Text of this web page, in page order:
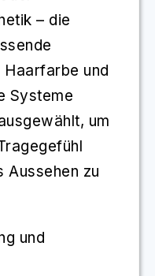
– die
Haarfarbe und
Systeme
um
Aussehen zu
und